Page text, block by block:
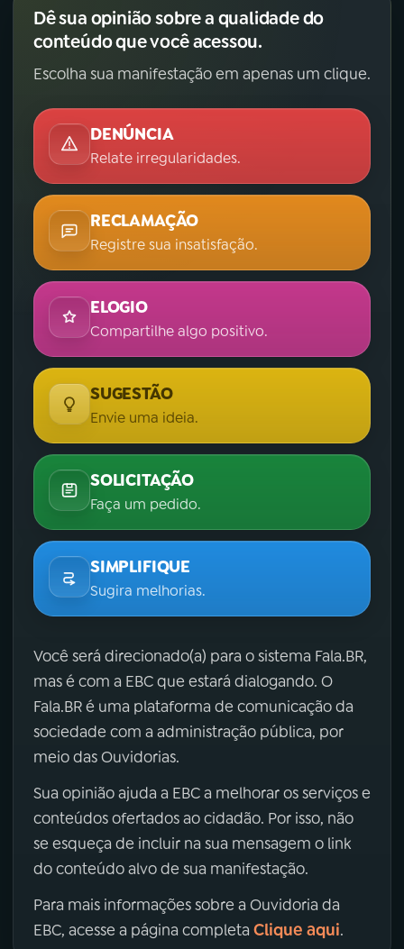
Dê sua opinião sobre a qualidade do
conteúdo que você acessou.
Escolha sua manifestação em apenas um clique.
DENÚNCIA
Relate irregularidades.
RECLAMAÇÃO
Registre sua insatisfação.
ELOGIO
Compartilhe algo positivo.
SUGESTÃO
Envie uma ideia.
SOLICITAÇÃO
Faça um pedido.
SIMPLIFIQUE
Sugira melhorias.
Você será direcionado(a) para o sistema Fala.BR,
mas é com a EBC que estará dialogando. O
Fala.BR é uma plataforma de comunicação da
sociedade com a administração pública, por
meio das Ouvidorias.
Sua opinião ajuda a EBC a melhorar os serviços e
conteúdos ofertados ao cidadão. Por isso, não
se esqueça de incluir na sua mensagem o link
do conteúdo alvo de sua manifestação.
Para mais informações sobre a Ouvidoria da
EBC, acesse a página completa Clique aqui.